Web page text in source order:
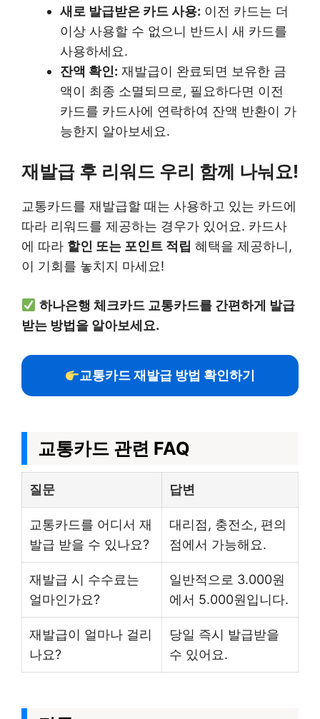
새로 발급받은 카드 사용: 이전 카드는 더
이상 사용할 수 없으니 반드시 새 카드를
사용하세요.
잔액 확인: 재발급이 완료되면 보유한 금
액이 최종 소멸되므로, 필요하다면 이전
카드를 카드사에 연락하여 잔액 반환이 가
능한지 알아보세요.
재발급 후 리워드 우리 함께 나눠요!
교통카드를 재발급할 때는 사용하고 있는 카드에
따라 리워드를 제공하는 경우가 있어요. 카드사
에 따라 할인 또는 포인트 적립 혜택을 제공하니,
이 기회를 놓치지 마세요!
하나은행 체크카드 교통카드를 간편하게 발급
받는 방법을 알아보세요.
교통카드 재발급 방법 확인하기
교통카드 관련 FAQ
질문 답변
교통카드를 어디서 재
발급 받을 수 있나요?
대리점, 충전소, 편의
점에서 가능해요.
재발급 시 수수료는
얼마인가요?
일반적으로 3.000원
에서 5.000원입니다.
재발급이 얼마나 걸리
나요?
당일 즉시 발급받을
수 있어요.